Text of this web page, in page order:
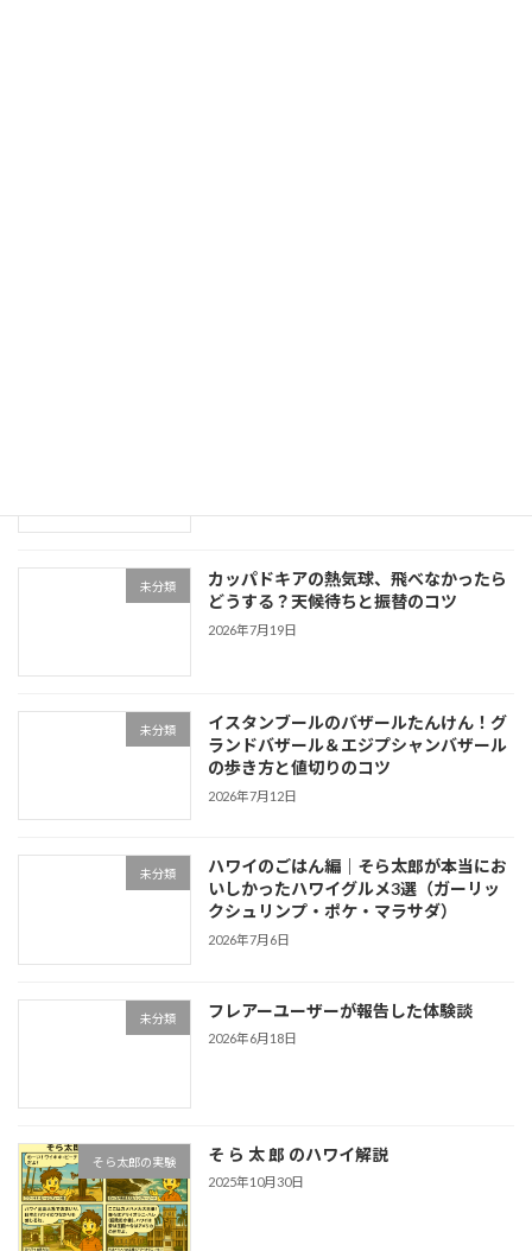
未分類
カッパドキアの熱気球、飛べなかったら
どうする？天候待ちと振替のコツ
2026年7月19日
未分類
イスタンブールのバザールたんけん！グ
ランドバザール＆エジプシャンバザール
の歩き方と値切りのコツ
2026年7月12日
未分類
ハワイのごはん編｜そら太郎が本当にお
いしかったハワイグルメ3選（ガーリッ
クシュリンプ・ポケ・マラサダ）
2026年7月6日
未分類 フレアーユーザーが報告した体験談
2026年6月18日
そら太郎の実験 そ ら 太 郎 のハワイ解説
2025年10月30日